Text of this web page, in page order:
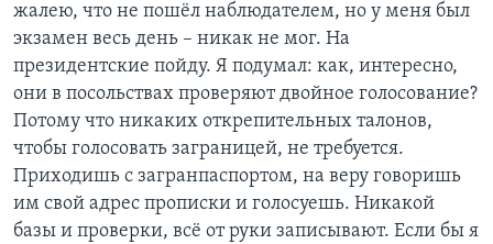
жалею, что не пошёл наблюдателем, но у меня был
экзамен весь день – никак не мог. На
президентские пойду. Я подумал: как, интересно,
они в посольствах проверяют двойное голосование?
Потому что никаких открепительных талонов,
чтобы голосовать заграницей, не требуется.
Приходишь с загранпаспортом, на веру говоришь
им свой адрес прописки и голосуешь. Никакой
базы и проверки, всё от руки записывают. Если бы я